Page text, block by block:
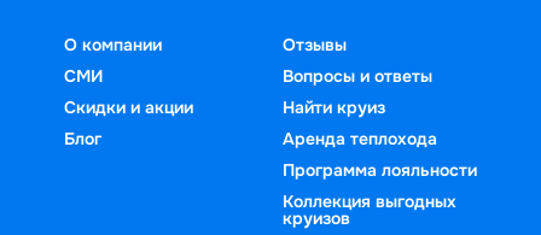
О компании
СМИ
Скидки и акции
Блог
Отзывы
Вопросы и ответы
Найти круиз
Аренда теплохода
Программа лояльности
Коллекция выгодных
круизов